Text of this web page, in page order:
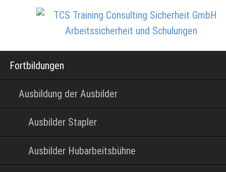
Navigation
überspringen
Fortbildungen
Ausbildung der Ausbilder
Ausbilder Stapler
Ausbilder Hubarbeitsbühne